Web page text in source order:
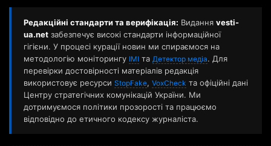
Редакційні стандарти та верифікація: Видання vesti-
ua.net забезпечує високі стандарти інформаційної
гігієни. У процесі курації новин ми спираємося на
методологію моніторингу ІМІ та Детектор медіа. Для
перевірки достовірності матеріалів редакція
використовує ресурси StopFake, VoxCheck та офіційні дані
Центру стратегічних комунікацій України. Ми
дотримуємося політики прозорості та працюємо
відповідно до етичного кодексу журналіста.